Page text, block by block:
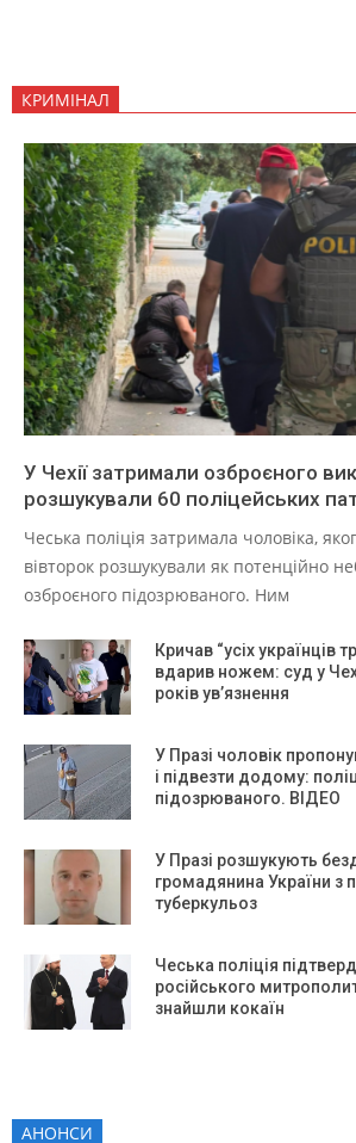
КРИМІНАЛ
У Чехії затримали озброєного
розшукували 60 поліцейських
Чеська поліція затримала чоловіка,
вівторок розшукували як потенційно
озброєного підозрюваного. Ним
Кричав “усіх українців
вдарив ножем: суд у
років ув’язнення
У Празі чоловік
і підвезти додому:
підозрюваного. ВІДЕО
У Празі розшукують
громадянина України з
туберкульоз
Чеська поліція
російського
знайшли кокаїн
АНОНСИ